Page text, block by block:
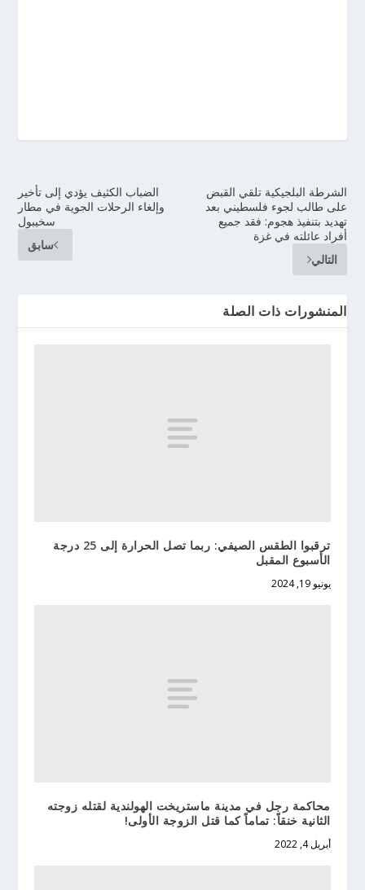
الضباب الكثيف يؤدي إلى تأخير
وإلغاء الرحلات الجوية في مطار
سخيبول
سابق
الشرطة البلجيكية تلقي القبض
على طالب لجوء فلسطيني بعد
تهديد بتنفيذ هجوم: فقد جميع
أفراد عائلته في غزة
التالي
المنشورات ذات الصلة
ترقبوا الطقس الصيفي: ربما تصل الحرارة إلى 25 درجة
الأسبوع المقبل
يونيو 19, 2024
محاكمة رجل في مدينة ماستريخت الهولندية لقتله زوجته
الثانية خنقاً: تماماً كما قتل الزوجة الأولى!
أبريل 4, 2022